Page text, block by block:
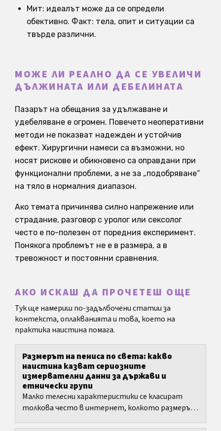
Мит: идеалът може да се определи
обективно. Факт: тела, опит и ситуации са
твърде различни.
МОЖЕ ЛИ РЕАЛНО ДА СЕ УВЕЛИЧИ
ДЪЛЖИНАТА ИЛИ ДЕБЕЛИНАТА
Пазарът на обещания за удължаване и
удебеляване е огромен. Повечето неоперативни
методи не показват надежден и устойчив
ефект. Хирургични намеси са възможни, но
носят рискове и обикновено са оправдани при
функционални проблеми, а не за „подобряване“
на тяло в нормалния диапазон.
Ако темата причинява силно напрежение или
страдание, разговор с уролог или сексолог
често е по-полезен от поредния експеримент.
Понякога проблемът не е в размера, а в
тревожност и постоянни сравнения.
АКО ИСКАШ ДА ПРОЧЕТЕШ ОЩЕ
Тук ще намериш по-задълбочени статии за
контекста, оплакванията и това, което на
практика наистина помага.
Размерът на пениса по света: какво
наистина казват сериозните
измервателни данни за държави и
етнически групи
Малко телесни характеристики се класират
толкова често в интернет, колкото размерът